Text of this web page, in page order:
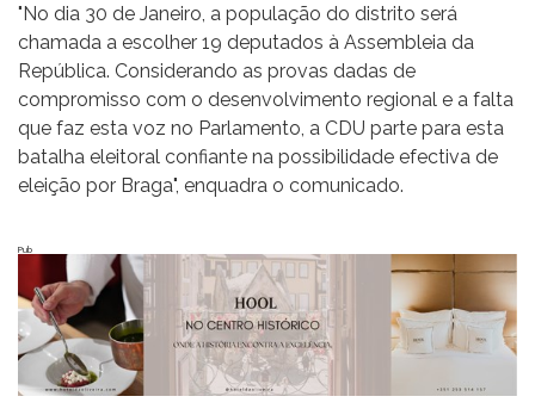
"No dia 30 de Janeiro, a população do distrito será
chamada a escolher 19 deputados à Assembleia da
República. Considerando as provas dadas de
compromisso com o desenvolvimento regional e a falta
que faz esta voz no Parlamento, a CDU parte para esta
batalha eleitoral confiante na possibilidade efectiva de
eleição por Braga", enquadra o comunicado.
Pub